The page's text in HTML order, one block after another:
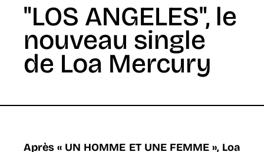
"LOS ANGELES", le
nouveau single
de Loa Mercury
Après « UN HOMME ET UNE FEMME », Loa